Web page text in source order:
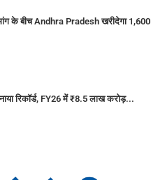
के बीच Andhra Pradesh खरीदेगा 1,600
रिकॉर्ड, FY26 में ₹8.5 लाख करोड़...